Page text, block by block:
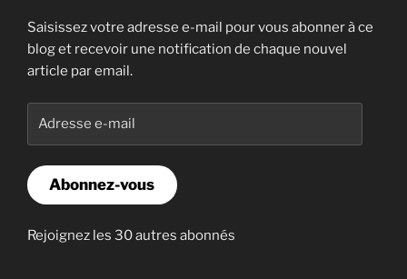
Saisissez votre adresse e-mail pour vous abonner à ce
blog et recevoir une notification de chaque nouvel
article par email.
Abonnez-vous
Rejoignez les 30 autres abonnés